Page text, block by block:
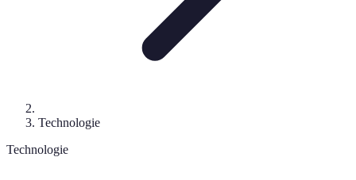
Technologie
Technologie